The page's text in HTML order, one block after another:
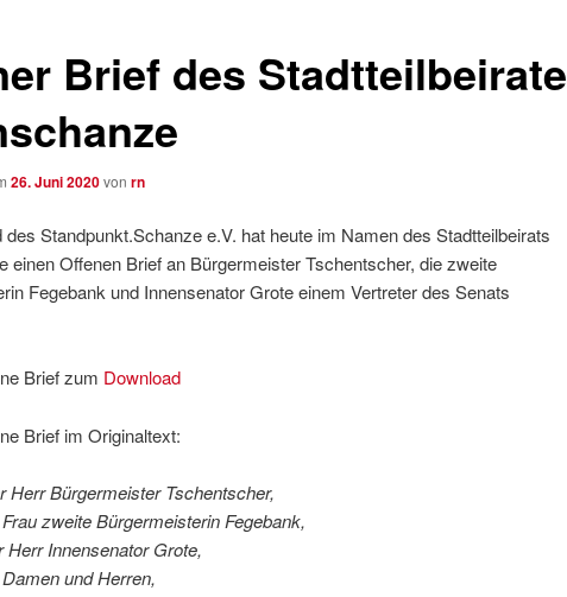
Brief des
26. Juni 2020von rn
des Standpunkt.Schanze e.V. hat heute im Namen des Stadtteilbeirats
einen Offenen Brief an Bürgermeister Tschentscher, die zweite
Fegebank und Innensenator Grote einem Vertreter des Senats
Brief zum Download
Brief im Originaltext:
Herr Bürgermeister Tschentscher,
zweite Bürgermeisterin Fegebank,
Herr Innensenator Grote,
und Herren,